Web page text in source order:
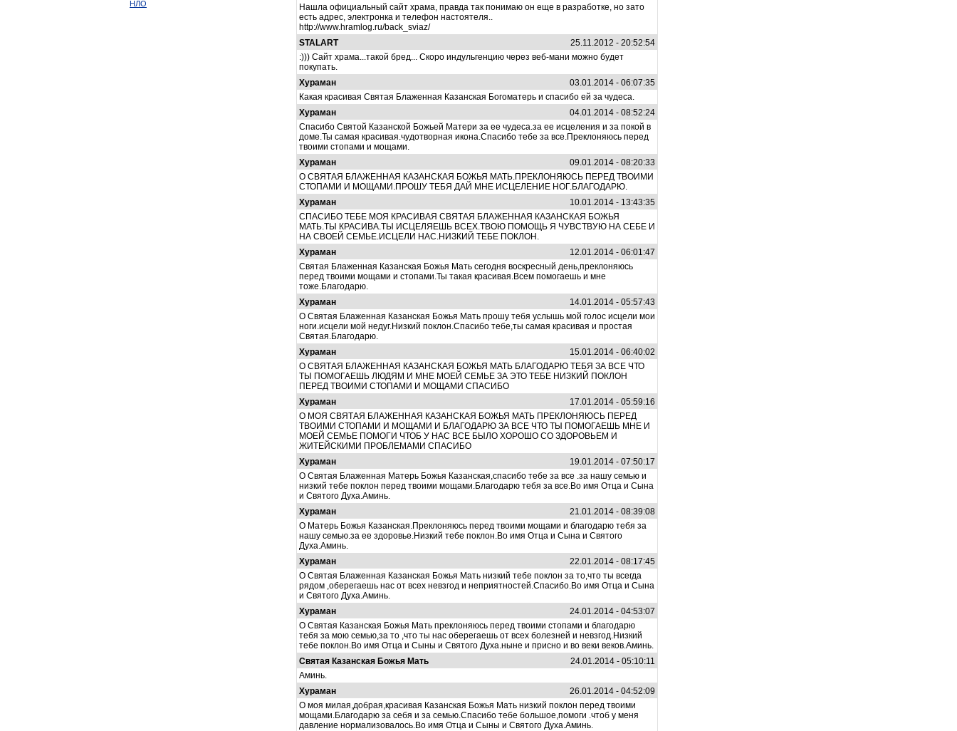
НЛО
Нашла официальный сайт храма, правда так понимаю он еще в разработке, но зато
есть адрес, электронка и телефон настоятеля..
http://www.hramlog.ru/back_sviaz/
STALART
25.11.2012 - 20:52:54
:))) Сайт храма...такой бред... Скоро индульгенцию через веб-мани можно будет
покупать.
Хураман
03.01.2014 - 06:07:35
Какая красивая Святая Блаженная Казанская Богоматерь и спасибо ей за чудеса.
Хураман
04.01.2014 - 08:52:24
Спасибо Святой Казанской Божьей Матери за ее чудеса.за ее исцеления и за покой в
доме.Ты самая красивая.чудотворная икона.Спасибо тебе за все.Преклоняюсь перед
твоими стопами и мощами.
Хураман
09.01.2014 - 08:20:33
О СВЯТАЯ БЛАЖЕННАЯ КАЗАНСКАЯ БОЖЬЯ МАТЬ.ПРЕКЛОНЯЮСЬ ПЕРЕД ТВОИМИ
СТОПАМИ И МОЩАМИ.ПРОШУ ТЕБЯ ДАЙ МНЕ ИСЦЕЛЕНИЕ НОГ.БЛАГОДАРЮ.
Хураман
10.01.2014 - 13:43:35
СПАСИБО ТЕБЕ МОЯ КРАСИВАЯ СВЯТАЯ БЛАЖЕННАЯ КАЗАНСКАЯ БОЖЬЯ
МАТЬ.ТЫ КРАСИВА.ТЫ ИСЦЕЛЯЕШЬ ВСЕХ.ТВОЮ ПОМОЩЬ Я ЧУВСТВУЮ НА СЕБЕ И
НА СВОЕЙ СЕМЬЕ.ИСЦЕЛИ НАС.НИЗКИЙ ТЕБЕ ПОКЛОН.
Хураман
12.01.2014 - 06:01:47
Святая Блаженная Казанская Божья Мать сегодня воскресный день,преклоняюсь
перед твоими мощами и стопами.Ты такая красивая.Всем помогаешь и мне
тоже.Благодарю.
Хураман
14.01.2014 - 05:57:43
О Святая Блаженная Казанская Божья Мать прошу тебя услышь мой голос исцели мои
ноги.исцели мой недуг.Низкий поклон.Спасибо тебе,ты самая красивая и простая
Святая.Благодарю.
Хураман
15.01.2014 - 06:40:02
О СВЯТАЯ БЛАЖЕННАЯ КАЗАНСКАЯ БОЖЬЯ МАТЬ БЛАГОДАРЮ ТЕБЯ ЗА ВСЕ ЧТО
ТЫ ПОМОГАЕШЬ ЛЮДЯМ И МНЕ МОЕЙ СЕМЬЕ ЗА ЭТО ТЕБЕ НИЗКИЙ ПОКЛОН
ПЕРЕД ТВОИМИ СТОПАМИ И МОЩАМИ СПАСИБО
Хураман
17.01.2014 - 05:59:16
О МОЯ СВЯТАЯ БЛАЖЕННАЯ КАЗАНСКАЯ БОЖЬЯ МАТЬ ПРЕКЛОНЯЮСЬ ПЕРЕД
ТВОИМИ СТОПАМИ И МОЩАМИ И БЛАГОДАРЮ ЗА ВСЕ ЧТО ТЫ ПОМОГАЕШЬ МНЕ И
МОЕЙ СЕМЬЕ ПОМОГИ ЧТОБ У НАС ВСЕ БЫЛО ХОРОШО СО ЗДОРОВЬЕМ И
ЖИТЕЙСКИМИ ПРОБЛЕМАМИ СПАСИБО
Хураман
19.01.2014 - 07:50:17
О Святая Блаженная Матерь Божья Казанская,спасибо тебе за все .за нашу семью и
низкий тебе поклон перед твоими мощами.Благодарю тебя за все.Во имя Отца и Сына
и Святого Духа.Аминь.
Хураман
21.01.2014 - 08:39:08
О Матерь Божья Казанская.Преклоняюсь перед твоими мощами и благодарю тебя за
нашу семью.за ее здоровье.Низкий тебе поклон.Во имя Отца и Сына и Святого
Духа.Аминь.
Хураман
22.01.2014 - 08:17:45
О Святая Блаженная Казанская Божья Мать низкий тебе поклон за то,что ты всегда
рядом ,оберегаешь нас от всех невзгод и неприятностей.Спасибо.Во имя Отца и Сына
и Святого Духа.Аминь.
Хураман
24.01.2014 - 04:53:07
О Святая Казанская Божья Мать преклоняюсь перед твоими стопами и благодарю
тебя за мою семью,за то ,что ты нас оберегаешь от всех болезней и невзгод.Низкий
тебе поклон.Во имя Отца и Сыны и Святого Духа.ныне и присно и во веки веков.Аминь.
Святая Казанская Божья Мать
24.01.2014 - 05:10:11
Аминь.
Хураман
26.01.2014 - 04:52:09
О моя милая,добрая,красивая Казанская Божья Мать низкий поклон перед твоими
мощами.Благодарю за себя и за семью.Спасибо тебе большое,помоги .чтоб у меня
давление нормализовалось.Во имя Отца и Сыны и Святого Духа.Аминь.